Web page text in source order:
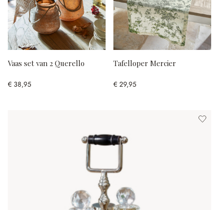
Vaas set van 2 Querello
€ 38,95
Tafelloper Mercier
€ 29,95